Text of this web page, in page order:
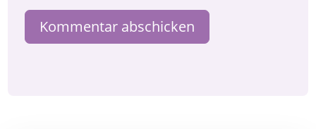
Kommentar abschicken